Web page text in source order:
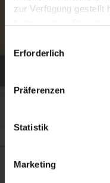
zur Verfügung gestellt
Nutzung ihrer Dienste
mitErforderlich
Präferenzen
Statistik
Marketing